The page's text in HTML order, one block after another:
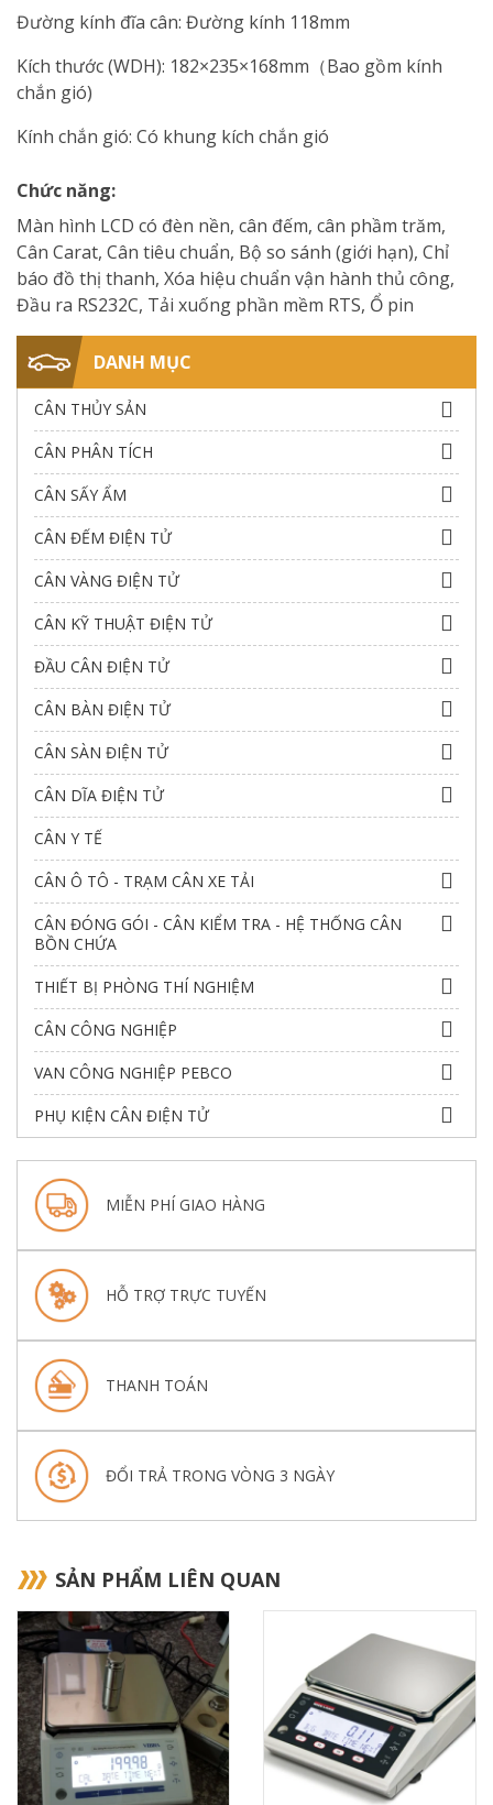
Đường kính đĩa cân: Đường kính 118mm
Kích thước (WDH): 182×235×168mm（Bao gồm kính
chắn gió)
Kính chắn gió: Có khung kích chắn gió
Chức năng:
Màn hình LCD có đèn nền, cân đếm, cân phầm trăm,
Cân Carat, Cân tiêu chuẩn, Bộ so sánh (giới hạn), Chỉ
báo đồ thị thanh, Xóa hiệu chuẩn vận hành thủ công,
Đầu ra RS232C, Tải xuống phần mềm RTS, Ổ pin
DANH MỤC
CÂN THỦY SẢN
CÂN PHÂN TÍCH
CÂN SẤY ẨM
CÂN ĐẾM ĐIỆN TỬ
CÂN VÀNG ĐIỆN TỬ
CÂN KỸ THUẬT ĐIỆN TỬ
ĐẦU CÂN ĐIỆN TỬ
CÂN BÀN ĐIỆN TỬ
CÂN SÀN ĐIỆN TỬ
CÂN DĨA ĐIỆN TỬ
CÂN Y TẾ
CÂN Ô TÔ - TRẠM CÂN XE TẢI
CÂN ĐÓNG GÓI - CÂN KIỂM TRA - HỆ THỐNG CÂN
BỒN CHỨA
THIẾT BỊ PHÒNG THÍ NGHIỆM
CÂN CÔNG NGHIỆP
VAN CÔNG NGHIỆP PEBCO
PHỤ KIỆN CÂN ĐIỆN TỬ
MIỄN PHÍ GIAO HÀNG
HỖ TRỢ TRỰC TUYẾN
THANH TOÁN
ĐỔI TRẢ TRONG VÒNG 3 NGÀY
SẢN PHẨM LIÊN QUAN